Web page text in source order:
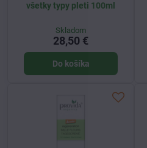
všetky typy pleti 100ml
Skladom
28,50 €
Do košíka